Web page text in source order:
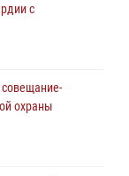
с
охраны